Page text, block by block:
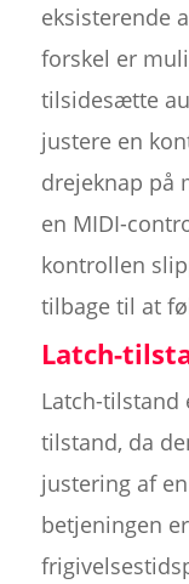
eksisterende
forskel er
tilsidesætte
justere en
drejeknap på
en MIDI-
kontrollen
tilbage til at
Latch-
Latch-tilstand
tilstand, da
justering af
betjeningen